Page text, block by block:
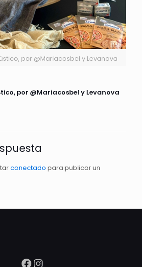
por @Mariacosbel y Levanova
por @Mariacosbel y Levanova
conectado para publicar un
Facebook
Instagram